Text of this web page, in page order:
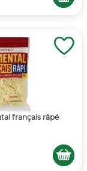
français râpé